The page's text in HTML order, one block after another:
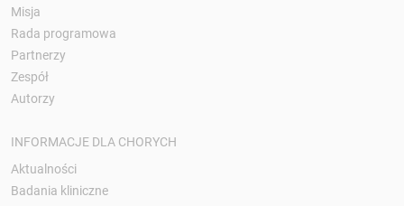
Misja
Rada programowa
Partnerzy
Zespół
Autorzy
INFORMACJE DLA CHORYCH
Aktualności
Badania kliniczne